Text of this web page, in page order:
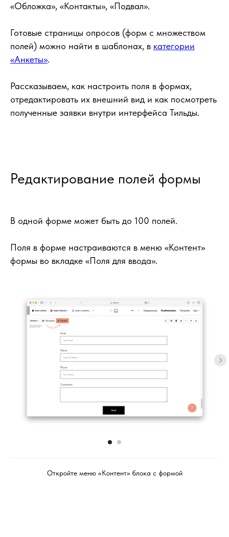
«Обложка», «Контакты», «Подвал».
Готовые страницы опросов (форм с множеством
полей) можно найти в шаблонах, в категории
«Анкеты».
Рассказываем, как настроить поля в формах,
отредактировать их внешний вид и как посмотреть
полученные заявки внутри интерфейса Тильды.
Редактирование полей формы
В одной форме может быть до 100 полей.
Поля в форме настраиваются в меню «Контент»
формы во вкладке «Поля для ввода».
Откройте меню «Контент» блока с формой